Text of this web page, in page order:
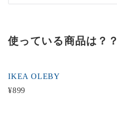
使っている商品は？？
IKEA OLEBY
¥899